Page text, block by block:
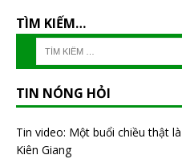
TÌM KIẾM…
TIN NÓNG HỎI
Tin video: Một buổi chiều thật
Kiên Giang